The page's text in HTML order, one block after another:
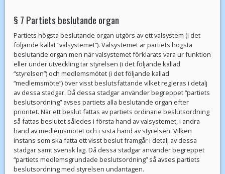
§ 7 Partiets beslutande organ
Partiets högsta beslutande organ utgörs av ett valsystem (i det
följande kallat “valsystemet”). Valsystemet är partiets högsta
beslutande organ men när valsystemet förklarats vara ur funktion
eller under utveckling tar styrelsen (i det följande kallad
“styrelsen”) och medlemsmötet (i det följande kallad
“medlemsmöte”) över visst beslutsfattande vilket regleras i detalj
av dessa stadgar. Då dessa stadgar använder begreppet “partiets
beslutsordning” avses partiets alla beslutande organ efter
prioritet. När ett beslut fattas av partiets ordinarie beslutsordning
så fattas beslutet således i första hand av valsystemet, i andra
hand av medlemsmötet och i sista hand av styrelsen. Vilken
instans som ska fatta ett visst beslut framgår i detalj av dessa
stadgar samt svensk lag. Då dessa stadgar använder begreppet
“partiets medlemsgrundade beslutsordning” så avses partiets
beslutsordning med styrelsen undantagen.